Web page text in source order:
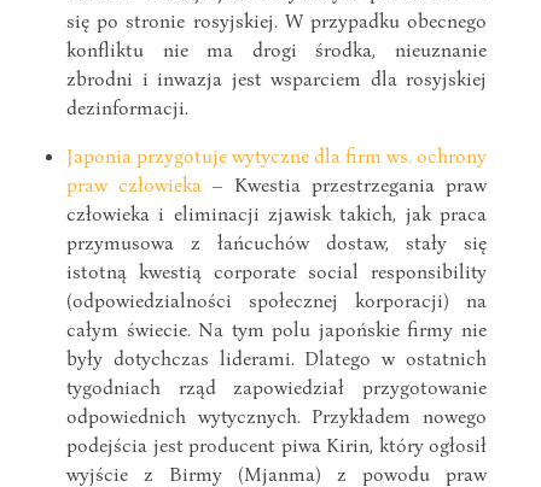
się po stronie rosyjskiej. W przypadku obecnego
konfliktu nie ma drogi środka, nieuznanie
zbrodni i inwazja jest wsparciem dla rosyjskiej
dezinformacji.
Japonia przygotuje wytyczne dla firm ws. ochrony
praw człowieka– Kwestia przestrzegania praw
człowieka i eliminacji zjawisk takich, jak praca
przymusowa z łańcuchów dostaw, stały się
istotną kwestią corporate social responsibility
(odpowiedzialności społecznej korporacji) na
całym świecie. Na tym polu japońskie firmy nie
były dotychczas liderami. Dlatego w ostatnich
tygodniach rząd zapowiedział przygotowanie
odpowiednich wytycznych. Przykładem nowego
podejścia jest producent piwa Kirin, który ogłosił
wyjście z Birmy (Mjanma) z powodu praw